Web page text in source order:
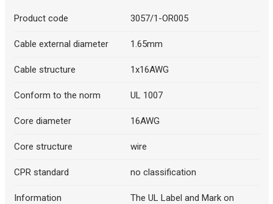
Product code 3057/1-OR005
Cable external diameter 1.65mm
Cable structure 1x16AWG
Conform to the norm UL 1007
Core diameter 16AWG
Core structure wire
CPR standard no classification
Information
The UL Label and Mark on